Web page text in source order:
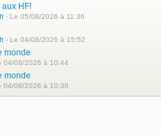
aux HF!
- Le 05/08/2026 à 11:36
- Le 04/08/2026 à 15:52
monde
04/08/2026 à 10:44
monde
04/08/2026 à 10:38